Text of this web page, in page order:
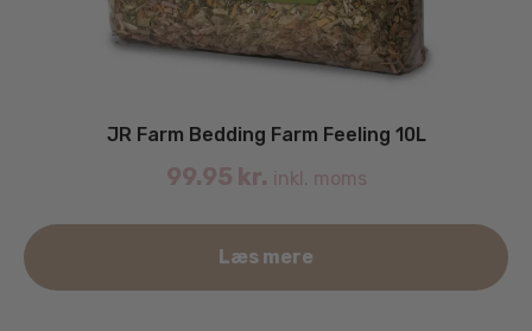
JR Farm Bedding Farm Feeling 10L
99.95 kr. inkl. moms
Læs mere